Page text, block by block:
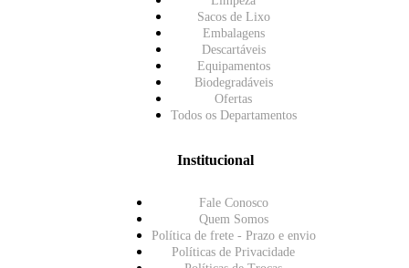
Sacos de Lixo
Embalagens
Descartáveis
Equipamentos
Biodegradáveis
Ofertas
Todos os Departamentos
Institucional
Fale Conosco
Quem Somos
Política de frete - Prazo e envio
Políticas de Privacidade